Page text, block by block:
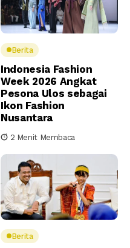
Berita
Indonesia Fashion
Week 2026 Angkat
Pesona Ulos sebagai
Ikon Fashion
Nusantara
2 Menit Membaca
Berita